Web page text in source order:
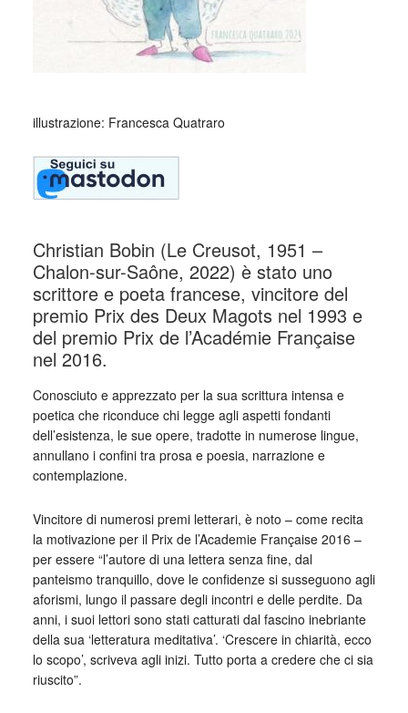
illustrazione: Francesca Quatraro
Christian Bobin (Le Creusot, 1951 –
Chalon-sur-Saône, 2022) è stato uno
scrittore e poeta francese, vincitore del
premio Prix des Deux Magots nel 1993 e
del premio Prix de l’Académie Française
nel 2016.
Conosciuto e apprezzato per la sua scrittura intensa e
poetica che riconduce chi legge agli aspetti fondanti
dell’esistenza, le sue opere, tradotte in numerose lingue,
annullano i confini tra prosa e poesia, narrazione e
contemplazione.
Vincitore di numerosi premi letterari, è noto – come recita
la motivazione per il Prix de l’Academie Française 2016 –
per essere “l’autore di una lettera senza fine, dal
panteismo tranquillo, dove le confidenze si susseguono agli
aforismi, lungo il passare degli incontri e delle perdite. Da
anni, i suoi lettori sono stati catturati dal fascino inebriante
della sua ‘letteratura meditativa’. ‘Crescere in chiarità, ecco
lo scopo’, scriveva agli inizi. Tutto porta a credere che ci sia
riuscito”.